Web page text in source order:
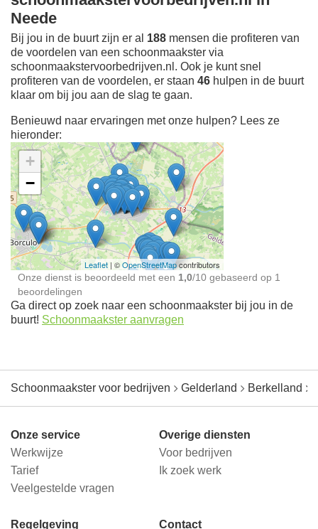
Neede
Bij jou in de buurt zijn er al 188 mensen die profiteren van
de voordelen van een schoonmaakster via
schoonmaakstervoorbedrijven.nl. Ook je kunt snel
profiteren van de voordelen, er staan 46 hulpen in de buurt
klaar om bij jou aan de slag te gaan.
Benieuwd naar ervaringen met onze hulpen? Lees ze
hieronder:
Ontdek meer ervaringen
Schoonmaakster bij
jou in de buurt
+
−
Leaflet | ©OpenStreetMapcontributors
Onze dienst is beoordeeld met een 1,0/10 gebaseerd op 1
beoordelingen
Ga direct op zoek naar een schoonmaakster bij jou in de
buurt! Schoonmaakster aanvragen
Schoonmaakster voor bedrijven Gelderland Berkelland
Onze service
Werkwijze
Tarief
Veelgestelde vragen
Overige diensten
Voor bedrijven
Ik zoek werk
Regelgeving Contact